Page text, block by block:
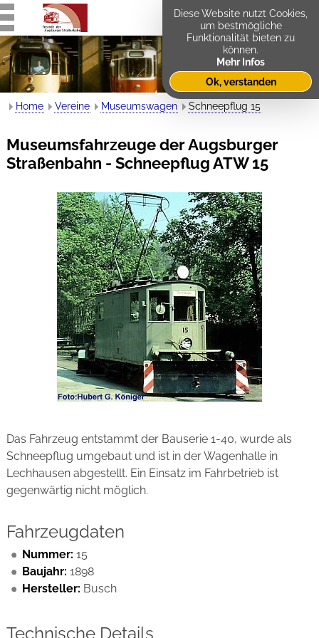
Home Vereine Museumswagen Schneepflug 15
Museumsfahrzeuge der Augsburger
Straßenbahn - Schneepflug ATW 15
Das Fahrzeug entstammt der Bauserie 1-40, wurde als
Schneepflug umgebaut und ist in der Wagenhalle in
Lechhausen abgestellt. Ein Einsatz im Fahrbetrieb ist
gegenwärtig nicht möglich.
Fahrzeugdaten
Nummer: 15
Baujahr:1898
Hersteller: Busch
Technische Details
Diese Website nutzt Cookies,
um bestmögliche
Funktionalität bieten zu
können.
Mehr Infos
Ok, verstanden